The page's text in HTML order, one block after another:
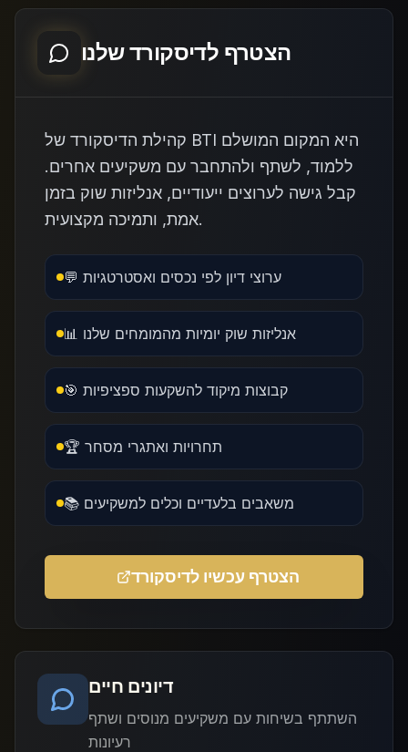
הצטרף לדיסקורד שלנו
קהילת הדיסקורד של BTI היא המקום המושלם
ללמוד, לשתף ולהתחבר עם משקיעים אחרים.
קבל גישה לערוצים ייעודיים, אנליזות שוק בזמן
אמת, ותמיכה מקצועית.
💬 ערוצי דיון לפי נכסים ואסטרטגיות
📊 אנליזות שוק יומיות מהמומחים שלנו
🎯 קבוצות מיקוד להשקעות ספציפיות
🏆 תחרויות ואתגרי מסחר
📚 משאבים בלעדיים וכלים למשקיעים
הצטרף עכשיו לדיסקורד
דיונים חיים
השתתף בשיחות עם משקיעים מנוסים ושתף
רעיונות